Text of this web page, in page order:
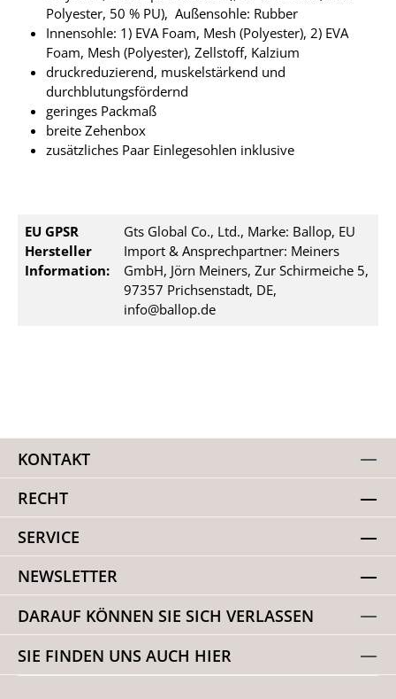
Polyester, 50 % PU), Außensohle: Rubber
Innensohle: 1) EVA Foam, Mesh (Polyester), 2) EVA
Foam, Mesh (Polyester), Zellstoff, Kalzium
druckreduzierend, muskelstärkend und
durchblutungsfördernd
geringes Packmaß
breite Zehenbox
zusätzliches Paar Einlegesohlen inklusive
EU GPSR
Hersteller
Information:
Gts Global Co., Ltd., Marke: Ballop, EU
Import & Ansprechpartner: Meiners
GmbH, Jörn Meiners, Zur Schirmeiche 5,
97357 Prichsenstadt, DE,
info@ballop.de
KONTAKT
RECHT
SERVICE
NEWSLETTER
DARAUF KÖNNEN SIE SICH VERLASSEN
SIE FINDEN UNS AUCH HIER